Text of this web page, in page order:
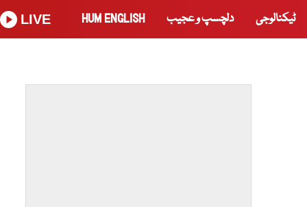
ٹیکنالوجی دلچسپ و عجیب HUM ENGLISH
LIVE